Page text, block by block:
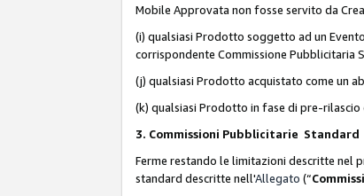
Mobile Approvata non fosse servito da
(i) qualsiasi Prodotto soggetto ad un
corrispondente Commissione Pubblicitaria
(j) qualsiasi Prodotto acquistato come un
(k) qualsiasi Prodotto in fase di pre-
3. Commissioni Pubblicitarie Standard
Ferme restando le limitazioni descritte nel
standard descritte nell'Allegato (“